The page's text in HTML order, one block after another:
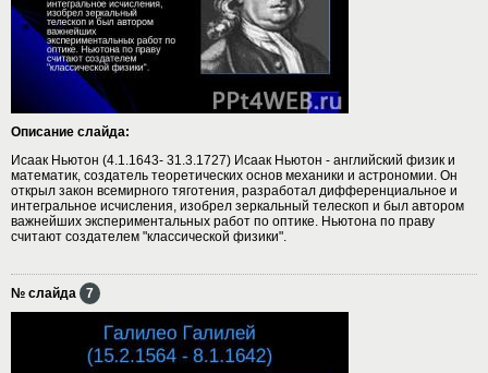
Описание слайда:
Исаак Ньютон (4.1.1643- 31.3.1727) Исаак Ньютон - английский физик и
математик, создатель теоретических основ механики и астрономии. Он
открыл закон всемирного тяготения, разработал дифференциальное и
интегральное исчисления, изобрел зеркальный телескоп и был автором
важнейших экспериментальных работ по оптике. Ньютона по праву
считают создателем "классической физики".
№ слайда 7